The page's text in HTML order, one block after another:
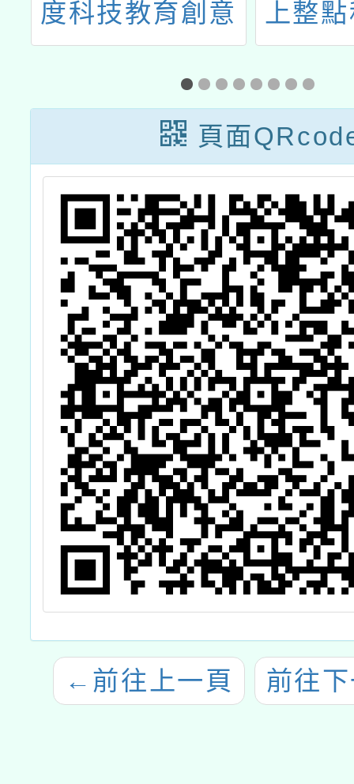
度科技教育創意
實作競賽」
上整
頁面
← 前往上一頁 前往